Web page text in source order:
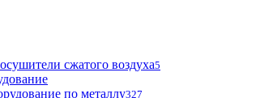
сжатого воздуха5
по металлу327